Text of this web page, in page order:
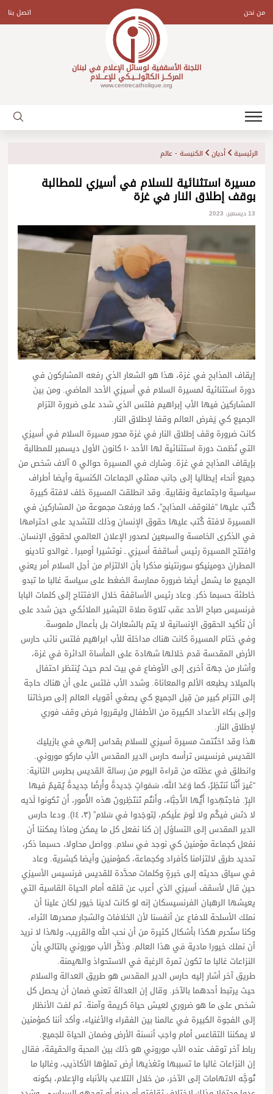
contentمن نحن اتصل بنا
اللجنة الأسقفية لوسائل الإعلام في لبنان
المركـــز الكاثولـــيـكي للإعـــلام
www.centrecatholique.org
الرئيسية أديان الكنيسة - عالم
مسيرة استثنائية للسلام في أسيزي للمطالبة
بوقف إطلاق النار في غزة
13 ديسمبر، 2023
إيقاف المذابح في غزة، هذا هو الشعار الذي رفعه المشاركون في
دورة استثنائية لمسيرة السلام في أسيزي الأحد الماضي. ومن بين
المشاركين فيها الأب إبراهيم فلتس الذي شدد على ضرورة التزام
الجميع كي يَفرض العالم وقفا لإطلاق النار.
كانت ضرورة وقف إطلاق النار في غزة محور مسيرة السلام في أسيزي
التي نُظمت دورة استثنائية لها الأحد ١٠ كانون الأول ديسمبر للمطالبة
بإيقاف المذابح في غزة. وشارك في المسيرة حوالي ٥ آلاف شخص من
جميع أنحاء إيطاليا إلى جانب ممثلي الجماعات الكنسية وأيضا أطراف
سياسية واجتماعية ونقابية. وقد انطلقت المسيرة خلف لافتة كبيرة
كُتب عليها “فلنوقف المذابح”، كما ورفعت مجموعة من المشاركين في
المسيرة لافتة كُتب عليها حقوق الإنسان وذلك للتشديد على احترامها
في الذكرى الخامسة والسبعين لصدور الإعلان العالمي لحقوق الإنسان.
وافتتح المسيرة رئيس أساقفة أسيزي ـ نوتشيرا أومبرا ـ غوالدو تادينو
المطران دومينيكو سورنتينو مذكرا بأن الالتزام من أجل السلام أمر يعني
الجميع ما يشمل أيضا ضرورة ممارسة الضغط على سياسة غالبا ما تبدو
خاطئة حسبما ذكر. وعاد رئيس الأساقفة خلال الافتتاح إلى كلمات البابا
فرنسيس صباح الأحد عقب تلاوة صلاة التبشير الملائكي حين شدد على
أن تأكيد الحقوق الإنسانية لا يتم بالشعارات بل بأعمال ملموسة.
وفي ختام المسيرة كانت هناك مداخلة للأب ابراهيم فلتس نائب حارس
الأرض المقدسة قدم خلالها شهادة على المأساة الدائرة في غزة،
وأشار من جهة أخرى إلى الأوضاع في بيت لحم حيث يُنتظر احتفال
بالميلاد يطبعه الألم والمعاناة. وشدد الأب فلتس على أن هناك حاجة
إلى التزام كبير من قِبل الجميع كي يصغي أقوياء العالم إلى صرخاتنا
وإلى بكاء الأعداد الكبيرة من الأطفال وليقرروا فرض وقف فوري
لإطلاق النار.
هذا وقد اختُتمت مسيرة أسيزي للسلام بقداس إلهي في بازيليك
القديس فرنسيس ترأسه حارس الدير المقدس الأب ماركو موروني.
وانطلق في عظته من قراءة اليوم من رسالة القديس بطرس الثانية:
“غَيرَ أَنَّنا نَنتَظِرُ، كما وَعَدَ الله، سَمَواتٍ جَديدةً وأَرضًا جديدةً يُقيمُ فيها
البِرّ. فاجتَهِدوا أَيُّها الأَحِبَّاء، وأَنتُم تَنتَظِرونَ هذه الأُمور، أَن تَكونوا لَدَيه
لا دَنَسَ فيكُم ولا لَومَ علَيكم، لِتوجَدوا في سَلام” (٣، ١٤). ودعا حارس
الدير المقدس إلى التساؤل إن كنا نفعل كل ما يمكن وماذا يمكننا أن
نفعل كجماعة مؤمنين كي نوجد في سلام. وواصل محاولا، حسبما ذكر،
تحديد طرق لالتزامنا كأفراد وكجماعة، كمؤمنين وأيضا كبشرية. وعاد
في سياق حديثه إلى خبرةٍ وكلمات محدَّدة للقديس فرنسيس الأسيزي
حين قال لأسقف أسيزي الذي أعرب عن قلقه أمام الحياة القاسية التي
يعيشها الرهبان الفرنسيسكان إنه لو كانت لدينا خيور لكان علينا أن
نملك الأسلحة للدفاع عن أنفسنا لأن الخلافات والشجار مصدرها الثراء،
وكنا سنُحرم هكذا بأشكال كثيرة من أن نحب الله والقريب، ولهذا لا نريد
أن نملك خيورا مادية في هذا العالم. وذكَّر الأب موروني بالتالي بأن
النزاعات غالبا ما تكون ثمرة الرغبة في الاستحواذ والهيمنة.
طريق آخر أشار إليه حارس الدير المقدس هو طريق العدالة والسلام
حيث يرتبط أحدهما بالآخر. وقال إن العدالة تعني ضمان أن يحصل كل
شخص على ما هو ضروري لعيش حياة كريمة وآمنة. ثم لفت الأنظار
إلى الفجوة الكبيرة في عالمنا بين الفقراء والأغنياء، وأكد أننا كمؤمنين
لا يمكننا التقاعس أمام واجب أنسنة الأرض وضمان الحياة للجميع.
رباط آخر توقف عنده الأب موروني هو ذلك بين المحبة والحقيقة، فقال
إن النزاعات غالبا ما تسببها وتغذيها أرض تملؤها الأكاذيب، وغالبا ما
تُوجَّه الاتهامات إلى الآخر، من خلال التلاعب بالأنباء والإعلام، بكونه